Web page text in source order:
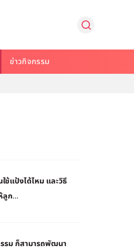
ข่าวกิจกรรม
ช้แป้งได้ไหม และวิธี
ก...
รม ก็สามารถพัฒนา